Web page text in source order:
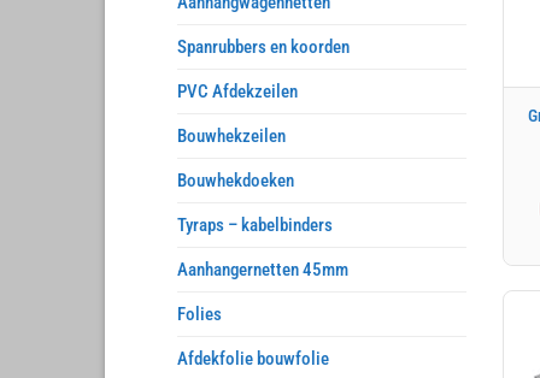
Spanrubbers en koorden
PVC Afdekzeilen
Bouwhekzeilen
Bouwhekdoeken
Tyraps – kabelbinders
Aanhangernetten 45mm
Folies
Afdekfolie bouwfolie